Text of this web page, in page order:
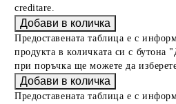
creditare.
Предоставената таблица е с
продукта в количката си с бутона
при поръчка ще можете да
Предоставената таблица е с